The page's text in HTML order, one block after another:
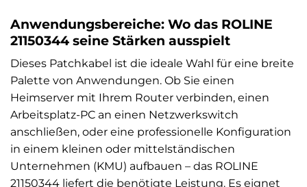
Anwendungsbereiche: Wo das ROLINE
21150344 seine Stärken ausspielt
Dieses Patchkabel ist die ideale Wahl für eine breite
Palette von Anwendungen. Ob Sie einen
Heimserver mit Ihrem Router verbinden, einen
Arbeitsplatz-PC an einen Netzwerkswitch
anschließen, oder eine professionelle Konfiguration
in einem kleinen oder mittelständischen
Unternehmen (KMU) aufbauen – das ROLINE
21150344 liefert die benötigte Leistung. Es eignet